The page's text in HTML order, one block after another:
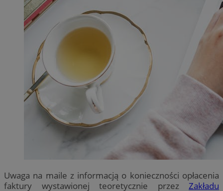
Uwaga na maile z informacją o konieczności opłacenia
faktury wystawionej teoretycznie przez Zakładu